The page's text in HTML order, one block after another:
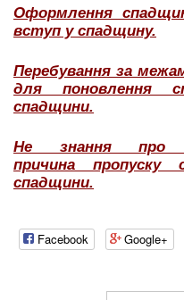
Оформлення
вступ у спадщину.
Перебування за
для поновлення
спадщини.
Не знання про
причина
спадщини.
Facebook Google+